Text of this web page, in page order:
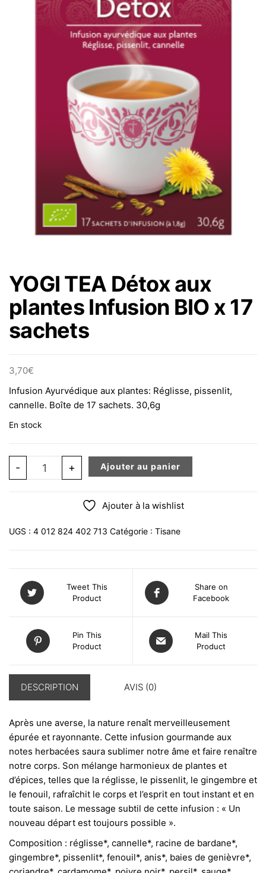
YOGI TEA Détox aux
plantes Infusion BIO x 17
sachets
3,70€
Infusion Ayurvédique aux plantes: Réglisse, pissenlit,
cannelle. Boîte de 17 sachets. 30,6g
En stock
- quantité de YOGI TEA Détox aux plantes Infusion BIO x
+ Ajouter au panier
Ajouter à la wishlist
UGS : 4 012 824 402 713 Catégorie : Tisane
Tweet This
Product
Share on
Facebook
Pin This
Product
Mail This
Product
DESCRIPTION AVIS (0)
Après une averse, la nature renaît merveilleusement
épurée et rayonnante. Cette infusion gourmande aux
notes herbacées saura sublimer notre âme et faire renaître
notre corps. Son mélange harmonieux de plantes et
d’épices, telles que la réglisse, le pissenlit, le gingembre et
le fenouil, rafraîchit le corps et l’esprit en tout instant et en
toute saison. Le message subtil de cette infusion : « Un
nouveau départ est toujours possible ».
Composition : réglisse*, cannelle*, racine de bardane*,
gingembre*, pissenlit*, fenouil*, anis*, baies de genièvre*,